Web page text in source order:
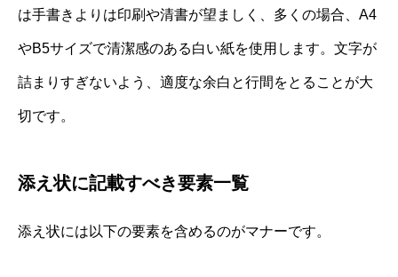
は手書きよりは印刷や清書が望ましく、多くの場合、A4
やB5サイズで清潔感のある白い紙を使用します。文字が
詰まりすぎないよう、適度な余白と行間をとることが大
切です。
添え状に記載すべき要素一覧
添え状には以下の要素を含めるのがマナーです。